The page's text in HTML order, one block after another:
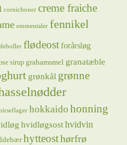
cornichoner creme fraiche
emmentaler fennikel
flødeost forårsløg
sirup grahamsmel granatæble
grønkål grønne
hokkaido honning
hvidløgsost hvidvin
hytteosthørfrø